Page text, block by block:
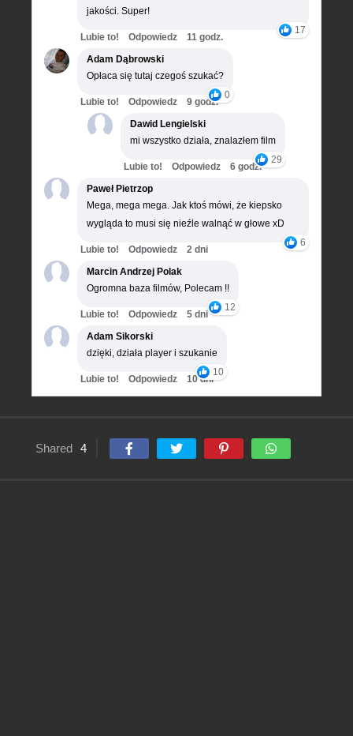
jakości. Super!
17
Lubie to! Odpowiedz
11 godz.
Adam Dąbrowski
Opłaca się tutaj czegoś szukać?
0
Lubie to! Odpowiedz
9 godz.
Dawid Lengielski
mi wszystko działa, znalazłem film
29
Lubie to! Odpowiedz
6 godz.
Paweł Pietrzop
Mega, mega mega. Jak ktoś mówi, że kiepsko
wygląda to musi się nieźle walnąć w głowe xD
6
Lubie to! Odpowiedz
2 dni
Marcin Andrzej Polak
Ogromna baza filmów, Polecam !!
12
Lubie to! Odpowiedz
5 dni
Adam Sikorski
dzięki, działa player i szukanie
10
Lubie to! Odpowiedz 10 dni
Shared 4